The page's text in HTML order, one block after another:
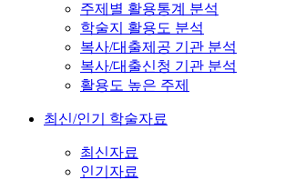
주제별 활용통계 분석
학술지 활용도 분석
복사/대출제공 기관 분석
복사/대출신청 기관 분석
활용도 높은 주제
최신/인기 학술자료
최신자료
인기자료